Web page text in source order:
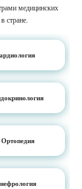
медицинских
стране.
Ортопедия
нефрология